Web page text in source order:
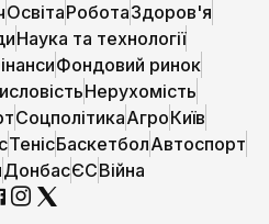
ОсвітаРоботаЗдоров'я
Наука та технології
Фондовий ринок
Нерухомість
СоцполітикаАгроКиїв
ТенісБаскетболАвтоспорт
ДонбасЄСВійна